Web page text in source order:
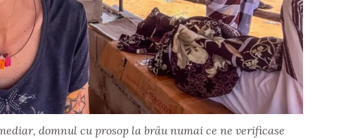
domnul cu prosop la brâu numai ce ne verificase